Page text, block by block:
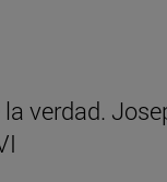
verdad.